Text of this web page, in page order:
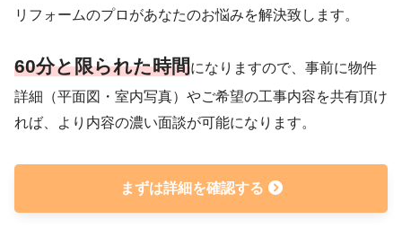
リフォームのプロがあなたのお悩みを解決致します。
60分と限られた時間になりますので、事前に物件
詳細（平面図・室内写真）やご希望の工事内容を共有頂け
れば、より内容の濃い面談が可能になります。
まずは詳細を確認する